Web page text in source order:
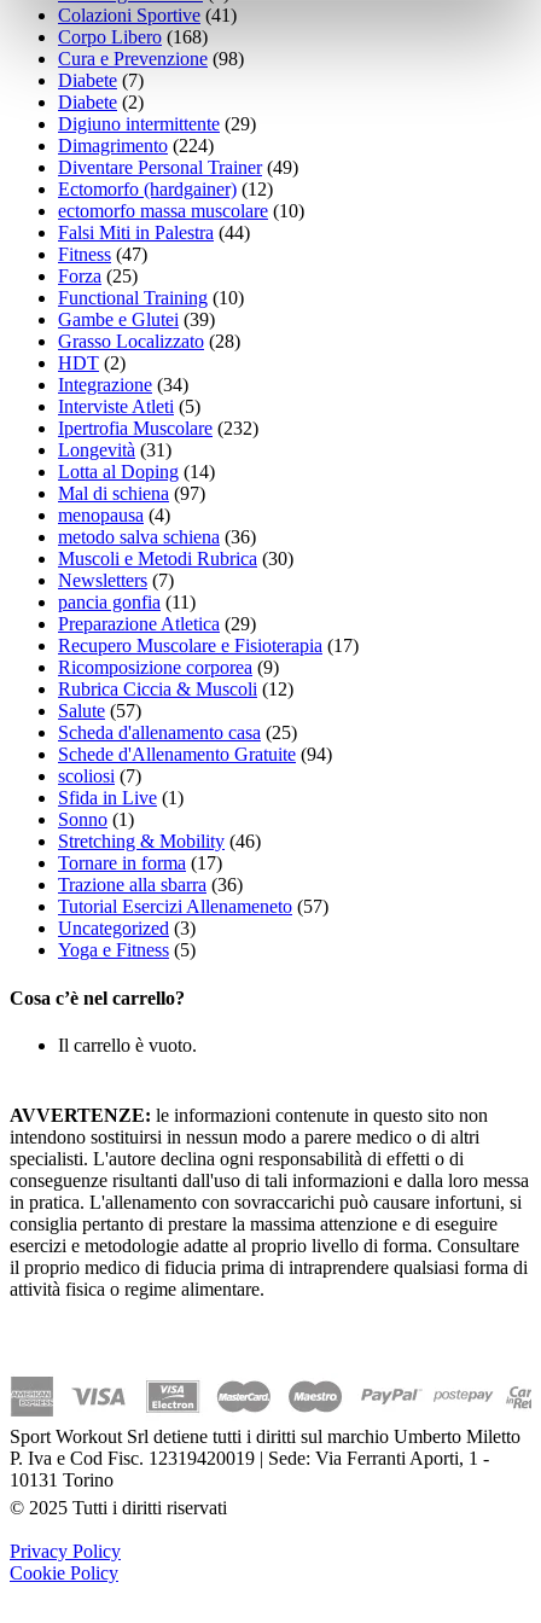
Colazioni Sportive (41)
Corpo Libero (168)
Cura e Prevenzione (98)
Diabete (7)
Diabete (2)
Digiuno intermittente (29)
Dimagrimento (224)
Diventare Personal Trainer(49)
Ectomorfo (hardgainer) (12)
ectomorfo massa muscolare (10)
Falsi Miti in Palestra (44)
Fitness (47)
Forza (25)
Functional Training (10)
Gambe e Glutei (39)
Grasso Localizzato (28)
HDT (2)
Integrazione (34)
Interviste Atleti (5)
Ipertrofia Muscolare (232)
Longevità (31)
Lotta al Doping (14)
Mal di schiena (97)
menopausa (4)
metodo salva schiena (36)
Muscoli e Metodi Rubrica (30)
Newsletters (7)
pancia gonfia (11)
Preparazione Atletica (29)
Recupero Muscolare e Fisioterapia (17)
Ricomposizione corporea (9)
Rubrica Ciccia & Muscoli (12)
Salute (57)
Scheda d'allenamento casa (25)
Schede d'Allenamento Gratuite (94)
scoliosi (7)
Sfida in Live (1)
Sonno (1)
Stretching & Mobility (46)
Tornare in forma (17)
Trazione alla sbarra (36)
Tutorial Esercizi Allenameneto (57)
Uncategorized (3)
Yoga e Fitness (5)
Cosa c’è nel carrello?
Il carrello è vuoto.
AVVERTENZE: le informazioni contenute in questo sito non
intendono sostituirsi in nessun modo a parere medico o di altri
specialisti. L'autore declina ogni responsabilità di effetti o di
conseguenze risultanti dall'uso di tali informazioni e dalla loro messa
in pratica. L'allenamento con sovraccarichi può causare infortuni, si
consiglia pertanto di prestare la massima attenzione e di eseguire
esercizi e metodologie adatte al proprio livello di forma. Consultare
il proprio medico di fiducia prima di intraprendere qualsiasi forma di
attività fisica o regime alimentare.
Sport Workout Srl detiene tutti i diritti sul marchio Umberto Miletto
P. Iva e Cod Fisc. 12319420019 | Sede: Via Ferranti Aporti, 1 -
10131 Torino
© 2025 Tutti i diritti riservati
Privacy Policy
Cookie Policy